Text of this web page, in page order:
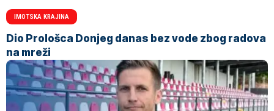
IMOTSKA KRAJINA
Dio Prološca Donjeg danas bez vode zbog radova
na mreži